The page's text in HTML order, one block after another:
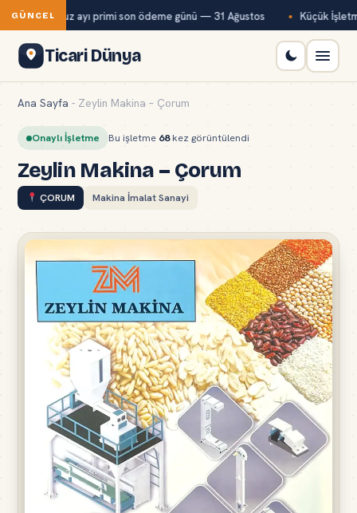
GÜNCEL
Kur temmuz ayı primi son ödeme günü — 31 Ağustos Küçük
Ticari Dünya
Ana Sayfa - Zeylin Makina – Çorum
Onaylı İşletme Bu işletme 68kez görüntülendi
Zeylin Makina – Çorum
ÇORUM Makina İmalat Sanayi